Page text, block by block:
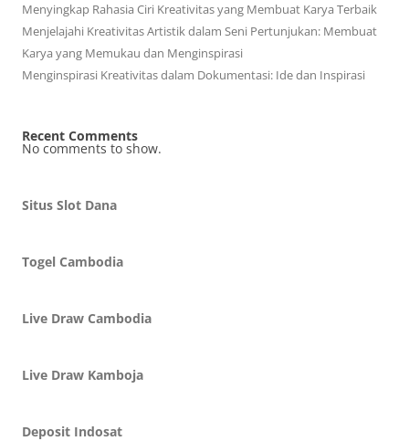
Menyingkap Rahasia Ciri Kreativitas yang Membuat Karya Terbaik
Menjelajahi Kreativitas Artistik dalam Seni Pertunjukan: Membuat
Karya yang Memukau dan Menginspirasi
Menginspirasi Kreativitas dalam Dokumentasi: Ide dan Inspirasi
Recent Comments
No comments to show.
Situs Slot Dana
Togel Cambodia
Live Draw Cambodia
Live Draw Kamboja
Deposit Indosat